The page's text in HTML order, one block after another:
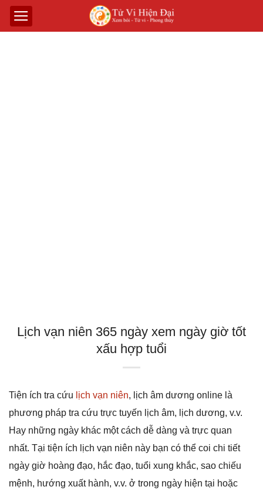
Lịch vạn niên 365 ngày xem ngày giờ tốt
xấu hợp tuổi
Tiện ích tra cứu lịch vạn niên, lịch âm dương online là
phương pháp tra cứu trực tuyến lịch âm, lịch dương, v.v.
Hay những ngày khác một cách dễ dàng và trực quan
nhất. Tại tiện ích lịch vạn niên này bạn có thể coi chi tiết
ngày giờ hoàng đạo, hắc đạo, tuổi xung khắc, sao chiếu
mệnh, hướng xuất hành, v.v. ở trong ngày hiện tại hoặc